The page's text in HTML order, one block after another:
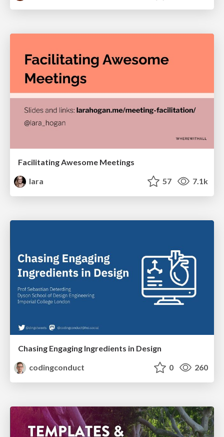
Facilitating Awesome Meetings
lara
57 7.1k
Chasing Engaging Ingredients in Design
codingconduct
0 260